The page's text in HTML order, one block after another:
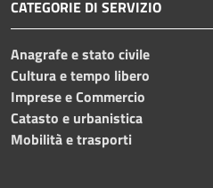
CATEGORIE DI SERVIZIO
Anagrafe e stato civile
Cultura e tempo libero
Imprese e Commercio
Catasto e urbanistica
Mobilità e trasporti